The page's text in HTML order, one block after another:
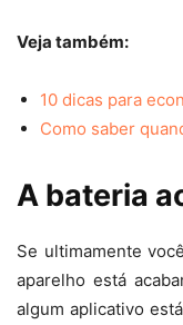
Veja também:
10 dicas para
Como saber
A bateria
Se ultimamente
aparelho está
algum aplicativo